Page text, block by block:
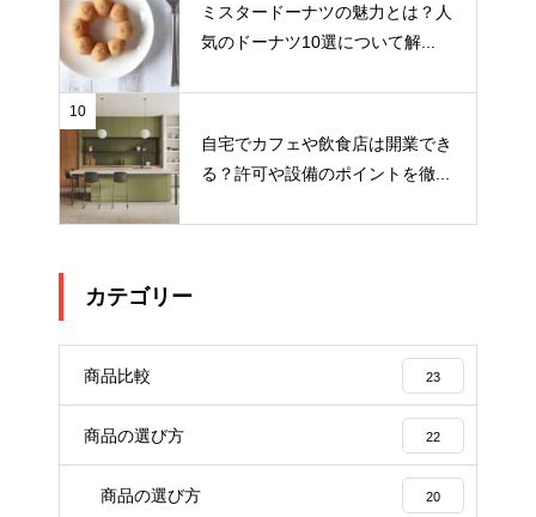
ミスタードーナツの魅力とは？人
気のドーナツ10選について解...
10
自宅でカフェや飲食店は開業でき
る？許可や設備のポイントを徹...
カテゴリー
商品比較 23
商品の選び方 22
商品の選び方 20